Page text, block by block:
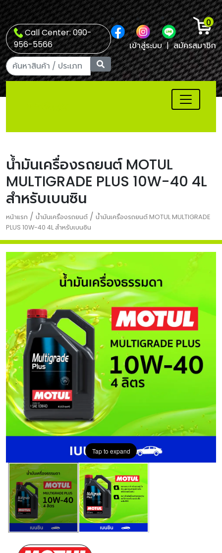
Call Center: 090-
956-5566
0
เข้าสู่ระบบ | สมัครสมาชิก
น้ำมันเครื่องรถยนต์ MOTUL
MULTIGRADE PLUS 10W-40 4L
สำหรับเบนซิน
หน้าแรก / น้ำมันเครื่องรถยนต์ / น้ำมันเครื่องรถยนต์ MOTUL MULTIGRADE
PLUS 10W-40 4L สำหรับเบนซิน
Tap to expand